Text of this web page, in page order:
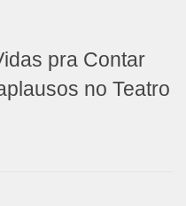
pra Contar
no Teatro